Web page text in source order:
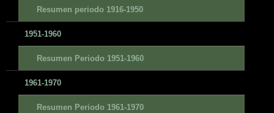
Resumen periodo 1916-1950
1951-1960
Resumen Periodo 1951-1960
1961-1970
Resumen Periodo 1961-1970